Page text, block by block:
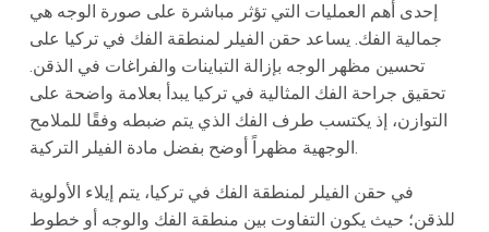
إحدى أهم العمليات التي تؤثر مباشرة على صورة الوجه هي
جمالية الفك. يساعد حقن الفيلر لمنطقة الفك في تركيا على
تحسين مظهر الوجه بإزالة التباينات والفراغات في الذقن.
تحقيق جراحة الفك المثالية في تركيا يبدأ بعلامة واضحة على
التوازن، إذ يكتسب طرف الفك الذي يتم ضبطه وفقًا للملامح
الوجهية مظهراً أوضح بفضل مادة الفيلر التركية.
في حقن الفيلر لمنطقة الفك في تركيا، يتم إيلاء الأولوية
للذقن؛ حيث يكون التفاوت بين منطقة الفك والوجه أو خطوط